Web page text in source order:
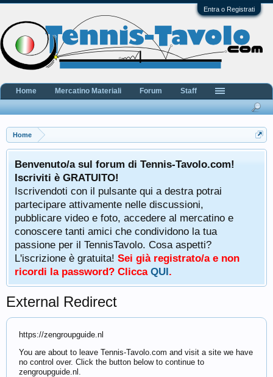
Entra o Registrati
Home
Benvenuto/a sul forum di Tennis-Tavolo.com!
Iscriviti è GRATUITO!
Iscrivendoti con il pulsante qui a destra potrai
partecipare attivamente nelle discussioni,
pubblicare video e foto, accedere al mercatino e
conoscere tanti amici che condividono la tua
passione per il TennisTavolo. Cosa aspetti?
L'iscrizione è gratuita! Sei già registrato/a e non
ricordi la password? Clicca QUI.
External Redirect
https://zengroupguide.nl
You are about to leave Tennis-Tavolo.com and visit a site we have
no control over. Click the button below to continue to
zengroupguide.nl.
Home Mercatino Materiali Forum Staff